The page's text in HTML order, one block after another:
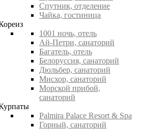
Спутник, отделение
Чайка, гостиница
1001 ночь, отель
Ай-Петри, санаторий
Багатель, отель
Белоруссия, санаторий
Дюльбер, санаторий
Мисхор, санаторий
Морской прибой,
санаторий
Palmira Palace Resort & Spa
Горный, санаторий